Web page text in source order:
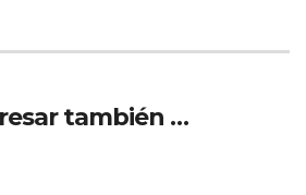
también …